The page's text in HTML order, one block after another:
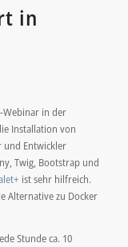
in
Webinar in der
Installation von
und Entwickler
Twig, Bootstrap und
ist sehr hilfreich.
Alternative zu Docker
Stunde ca. 10